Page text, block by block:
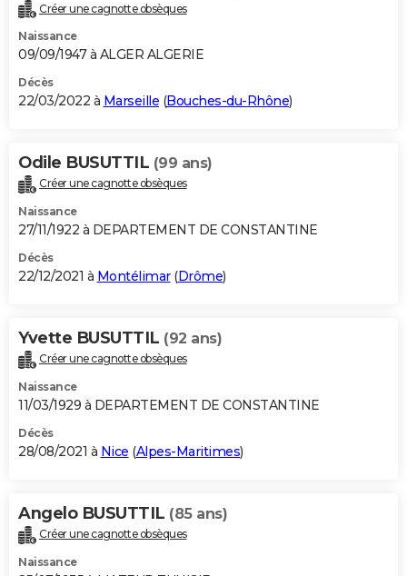
Créer une cagnotte obsèques
Naissance
09/09/1947 à ALGER ALGERIE
Décès
22/03/2022 à Marseille (Bouches-du-Rhône)
Odile BUSUTTIL (99 ans)
Créer une cagnotte obsèques
Naissance
27/11/1922 à DEPARTEMENT DE CONSTANTINE
Décès
22/12/2021 à Montélimar(Drôme)
Yvette BUSUTTIL (92 ans)
Créer une cagnotte obsèques
Naissance
11/03/1929 à DEPARTEMENT DE CONSTANTINE
Décès
28/08/2021 à Nice (Alpes-Maritimes)
Angelo BUSUTTIL (85 ans)
Créer une cagnotte obsèques
Naissance